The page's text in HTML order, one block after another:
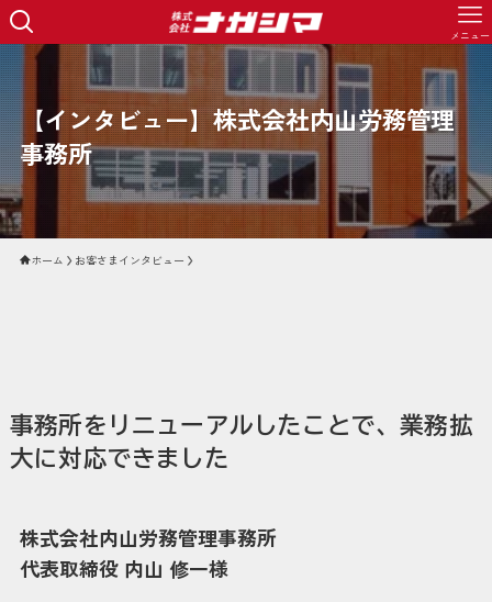
メニュー
【インタビュー】株式会社内山労務管理
事務所
ホーム お客さまインタビュー
事務所をリニューアルしたことで、業務拡
大に対応できました
株式会社内山労務管理事務所
代表取締役 内山 修一様